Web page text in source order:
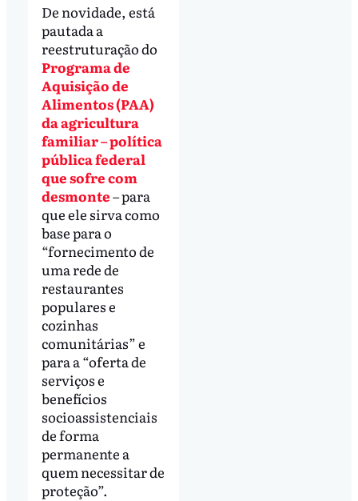
De novidade, está
pautada a
reestruturação do
Programa de
Aquisição de
Alimentos (PAA)
da agricultura
familiar –política
pública federal
que sofre com
desmonte– para
que ele sirva como
base para o
“fornecimento de
uma rede de
restaurantes
populares e
cozinhas
comunitárias” e
para a “oferta de
serviços e
benefícios
socioassistenciais
de forma
permanente a
quem necessitar de
proteção”.